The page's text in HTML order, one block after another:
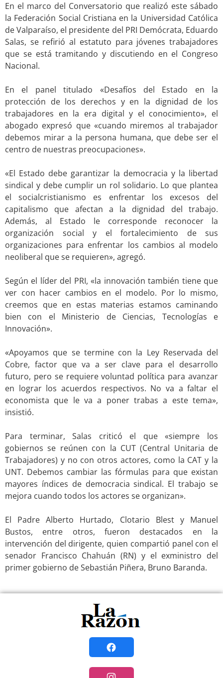
En el marco del Conversatorio que realizó este sábado
la Federación Social Cristiana en la Universidad Católica
de Valparaíso, el presidente del PRI Demócrata, Eduardo
Salas, se refirió al estatuto para jóvenes trabajadores
que se está tramitando y discutiendo en el Congreso
Nacional.
En el panel titulado «Desafíos del Estado en la
protección de los derechos y en la dignidad de los
trabajadores en la era digital y el conocimiento», el
abogado expresó que «cuando miremos al trabajador
debemos mirar a la persona humana, que debe ser el
centro de nuestras preocupaciones».
«El Estado debe garantizar la democracia y la libertad
sindical y debe cumplir un rol solidario. Lo que plantea
el socialcristianismo es enfrentar los excesos del
capitalismo que afectan a la dignidad del trabajo.
Además, al Estado le corresponde reconocer la
organización social y el fortalecimiento de sus
organizaciones para enfrentar los cambios al modelo
neoliberal que se requieren», agregó.
Según el líder del PRI, «la innovación también tiene que
ver con hacer cambios en el modelo. Por lo mismo,
creemos que en estas materias estamos caminando
bien con el Ministerio de Ciencias, Tecnologías e
Innovación».
«Apoyamos que se termine con la Ley Reservada del
Cobre, factor que va a ser clave para el desarrollo
futuro, pero se requiere voluntad política para avanzar
en lograr los acuerdos respectivos. No va a faltar el
economista que le va a poner trabas a este tema»,
insistió.
Para terminar, Salas criticó el que «siempre los
gobiernos se reúnen con la CUT (Central Unitaria de
Trabajadores) y no con otros actores, como la CAT y la
UNT. Debemos cambiar las fórmulas para que existan
mayores índices de democracia sindical. El trabajo se
mejora cuando todos los actores se organizan».
El Padre Alberto Hurtado, Clotario Blest y Manuel
Bustos, entre otros, fueron destacados en la
intervención del dirigente, quien compartió panel con el
senador Francisco Chahuán (RN) y el exministro del
primer gobierno de Sebastián Piñera, Bruno Baranda.